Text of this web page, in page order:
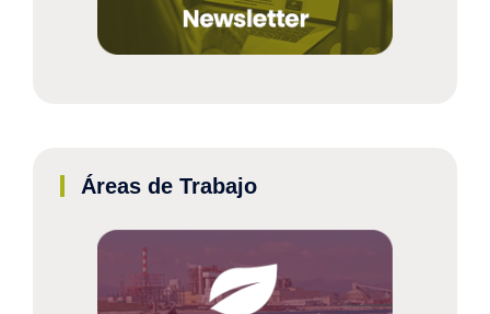
Áreas de Trabajo